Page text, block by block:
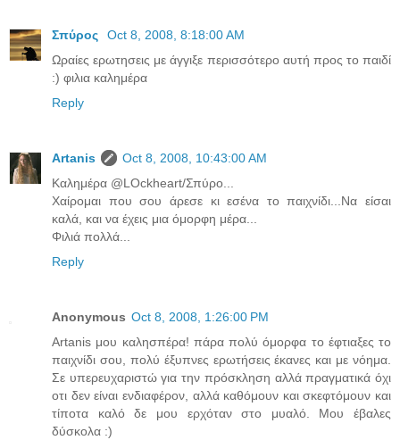
Σπύρος
Oct 8, 2008, 8:18:00 AM
Ωραίες ερωτησεις με άγγιξε περισσότερο αυτή προς το παιδί
:) φιλια καλημέρα
Reply
Artanis
Oct 8, 2008, 10:43:00 AM
Καλημέρα @LOckheart/Σπύρο...
Χαίρομαι που σου άρεσε κι εσένα το παιχνίδι...Να είσαι
καλά, και να έχεις μια όμορφη μέρα...
Φιλιά πολλά...
Reply
Anonymous Oct 8, 2008, 1:26:00 PM
Artanis μου καλησπέρα! πάρα πολύ όμορφα το έφτιαξες το
παιχνίδι σου, πολύ έξυπνες ερωτήσεις έκανες και με νόημα.
Σε υπερευχαριστώ για την πρόσκληση αλλά πραγματικά όχι
οτι δεν είναι ενδιαφέρον, αλλά καθόμουν και σκεφτόμουν και
τίποτα καλό δε μου ερχόταν στο μυαλό. Μου έβαλες
δύσκολα :)